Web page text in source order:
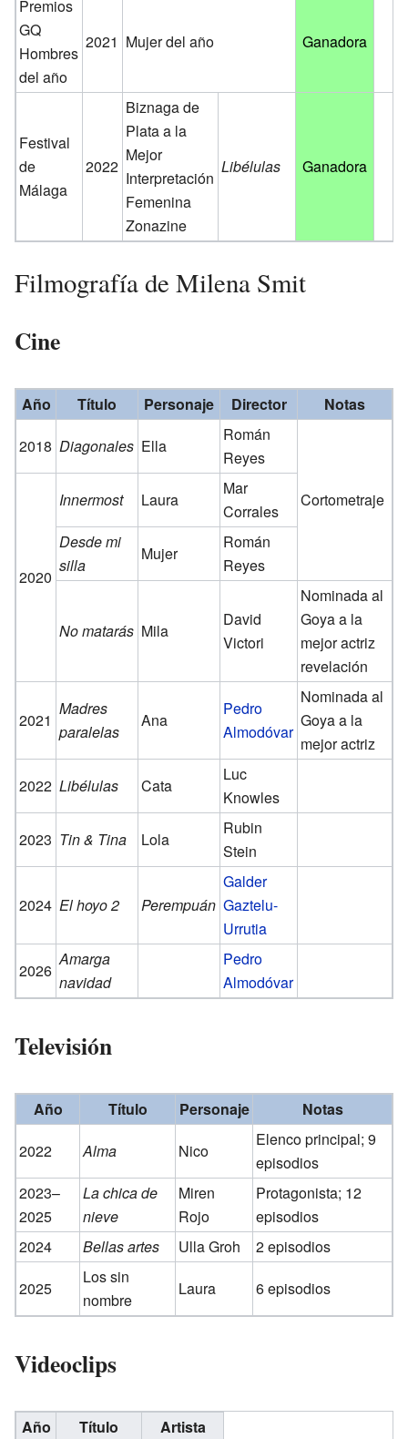
Premios
GQ
Hombres
del año
2021 Mujer del año Ganadora
Festival
de
Málaga
2022
Biznaga de
Plata a la
Mejor
Interpretación
Femenina
Zonazine
Libélulas Ganadora
Filmografía de Milena Smit
Cine
Año Título Personaje Director
Notas
2018 Diagonales Ella
Román
Reyes
Cortometraje
2020
Innermost Laura
Mar
Corrales
Desde mi
silla
Mujer
Román
Reyes
No matarás Mila
David
Victori
Nominada al
Goya a la
mejor actriz
revelación
2021
Madres
paralelas
Ana
Pedro
Almodóvar
Nominada al
Goya a la
mejor actriz
2022 Libélulas Cata
Luc
Knowles
2023 Tin & Tina Lola
Rubin
Stein
2024 El hoyo 2 Perempuán
Galder
Gaztelu-
Urrutia
2026
Amarga
navidad
Pedro
Almodóvar
Televisión
Año Título Personaje
Notas
2022
Alma Nico
Elenco principal; 9
episodios
2023–
2025
La chica de
nieve
Miren
Rojo
Protagonista; 12
episodios
2024
Bellas artes Ulla Groh
2 episodios
2025
Los sin
nombre
Laura 6 episodios
Videoclips
Año Título
Artista